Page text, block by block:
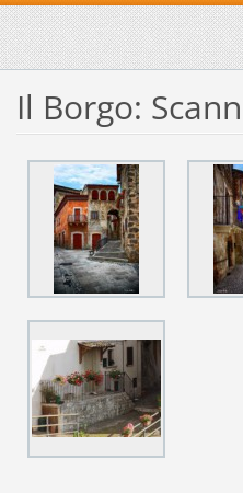
Il Borgo: